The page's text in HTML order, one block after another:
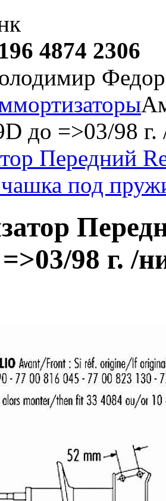
4874 2306
до =>03/98
Передний
чашка под
98 г. /